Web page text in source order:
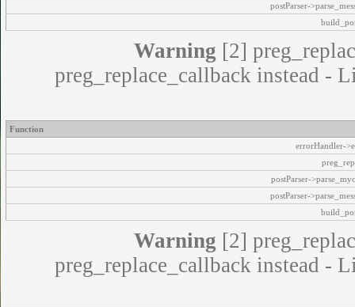
postParser-
Warning [2]
preg_replace_callback instead -
Function
errorHandler-
postParser-
postParser-
Warning [2]
preg_replace_callback instead -